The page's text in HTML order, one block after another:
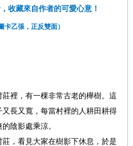
收藏來自作者的可愛心意！
卡乙張，正反雙面）
裡，有一棵非常古老的櫸樹。這
長又寬，每當村裡的人耕田耕得
陰影處乘涼。
，看見大家在樹影下休息，於是